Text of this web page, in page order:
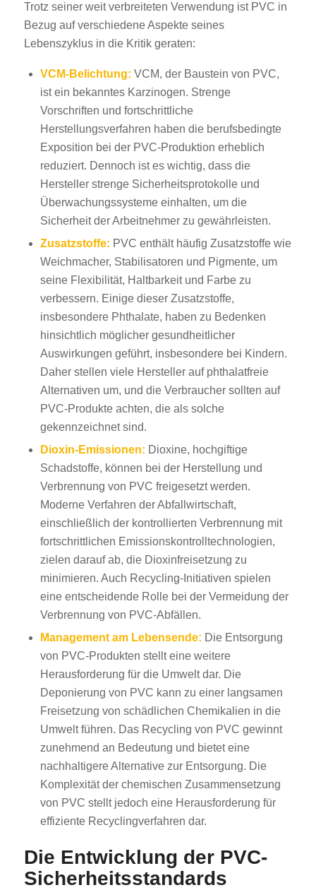
Trotz seiner weit verbreiteten Verwendung ist PVC in
Bezug auf verschiedene Aspekte seines
Lebenszyklus in die Kritik geraten:
VCM-Belichtung: VCM, der Baustein von PVC,
ist ein bekanntes Karzinogen. Strenge
Vorschriften und fortschrittliche
Herstellungsverfahren haben die berufsbedingte
Exposition bei der PVC-Produktion erheblich
reduziert. Dennoch ist es wichtig, dass die
Hersteller strenge Sicherheitsprotokolle und
Überwachungssysteme einhalten, um die
Sicherheit der Arbeitnehmer zu gewährleisten.
Zusatzstoffe: PVC enthält häufig Zusatzstoffe wie
Weichmacher, Stabilisatoren und Pigmente, um
seine Flexibilität, Haltbarkeit und Farbe zu
verbessern. Einige dieser Zusatzstoffe,
insbesondere Phthalate, haben zu Bedenken
hinsichtlich möglicher gesundheitlicher
Auswirkungen geführt, insbesondere bei Kindern.
Daher stellen viele Hersteller auf phthalatfreie
Alternativen um, und die Verbraucher sollten auf
PVC-Produkte achten, die als solche
gekennzeichnet sind.
Dioxin-Emissionen: Dioxine, hochgiftige
Schadstoffe, können bei der Herstellung und
Verbrennung von PVC freigesetzt werden.
Moderne Verfahren der Abfallwirtschaft,
einschließlich der kontrollierten Verbrennung mit
fortschrittlichen Emissionskontrolltechnologien,
zielen darauf ab, die Dioxinfreisetzung zu
minimieren. Auch Recycling-Initiativen spielen
eine entscheidende Rolle bei der Vermeidung der
Verbrennung von PVC-Abfällen.
Management am Lebensende: Die Entsorgung
von PVC-Produkten stellt eine weitere
Herausforderung für die Umwelt dar. Die
Deponierung von PVC kann zu einer langsamen
Freisetzung von schädlichen Chemikalien in die
Umwelt führen. Das Recycling von PVC gewinnt
zunehmend an Bedeutung und bietet eine
nachhaltigere Alternative zur Entsorgung. Die
Komplexität der chemischen Zusammensetzung
von PVC stellt jedoch eine Herausforderung für
effiziente Recyclingverfahren dar.
Die Entwicklung der PVC-
Sicherheitsstandards